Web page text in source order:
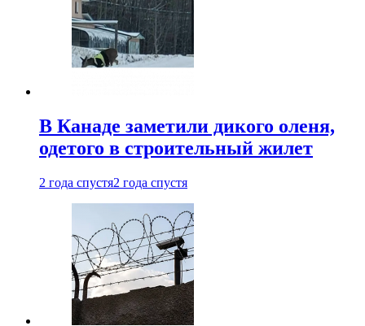
В Канаде заметили дикого оленя,
одетого в строительный жилет
2 года спустя2 года спустя